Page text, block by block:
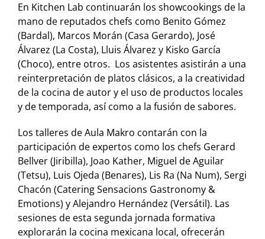
En Kitchen Lab continuarán los showcookings de la
mano de reputados chefs como Benito Gómez
(Bardal), Marcos Morán (Casa Gerardo), José
Álvarez (La Costa), Lluis Álvarez y Kisko García
(Choco), entre otros. Los asistentes asistirán a una
reinterpretación de platos clásicos, a la creatividad
de la cocina de autor y el uso de productos locales
y de temporada, así como a la fusión de sabores.
Los talleres de Aula Makro contarán con la
participación de expertos como los chefs Gerard
Bellver (Jiribilla), Joao Kather, Miguel de Aguilar
(Tetsu), Luis Ojeda (Benares), Lis Ra (Na Num), Sergi
Chacón (Catering Sensacions Gastronomy &
Emotions) y Alejandro Hernández (Versátil). Las
sesiones de esta segunda jornada formativa
explorarán la cocina mexicana local, ofrecerán